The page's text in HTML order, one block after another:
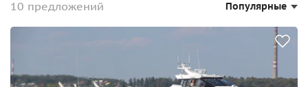
10 предложений Популярные